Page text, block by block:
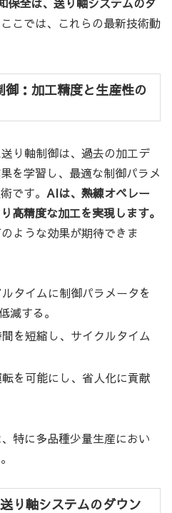
ここでは、これらの最新技術動
：加工精度と生産性の
り軸制御は、過去の加工デ
を学習し、最適な制御パラメ
です。 AIは、熟練オペレー
高精度な加工を実現します。
ような効果が期待できま
ルタイムに制御パラメータを
減する。
を短縮し、サイクルタイム
を可能にし、省人化に貢献
特に多品種少量生産におい
り軸システムのダウン